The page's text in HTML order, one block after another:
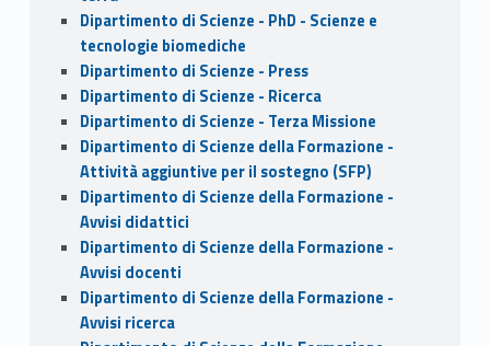
Dipartimento di Scienze - PhD - Scienze e
tecnologie biomediche
Dipartimento di Scienze - Press
Dipartimento di Scienze - Ricerca
Dipartimento di Scienze - Terza Missione
Dipartimento di Scienze della Formazione -
Attività aggiuntive per il sostegno (SFP)
Dipartimento di Scienze della Formazione -
Avvisi didattici
Dipartimento di Scienze della Formazione -
Avvisi docenti
Dipartimento di Scienze della Formazione -
Avvisi ricerca